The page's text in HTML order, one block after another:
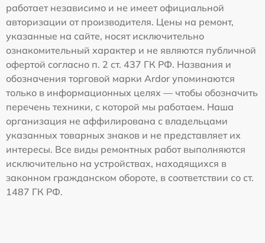
работает независимо и не имеет официальной
авторизации от производителя. Цены на ремонт,
указанные на сайте, носят исключительно
ознакомительный характер и не являются публичной
офертой согласно п. 2 ст. 437 ГК РФ. Названия и
обозначения торговой марки Ardor упоминаются
только в информационных целях — чтобы обозначить
перечень техники, с которой мы работаем. Наша
организация не аффилирована с владельцами
указанных товарных знаков и не представляет их
интересы. Все виды ремонтных работ выполняются
исключительно на устройствах, находящихся в
законном гражданском обороте, в соответствии со ст.
1487 ГК РФ.